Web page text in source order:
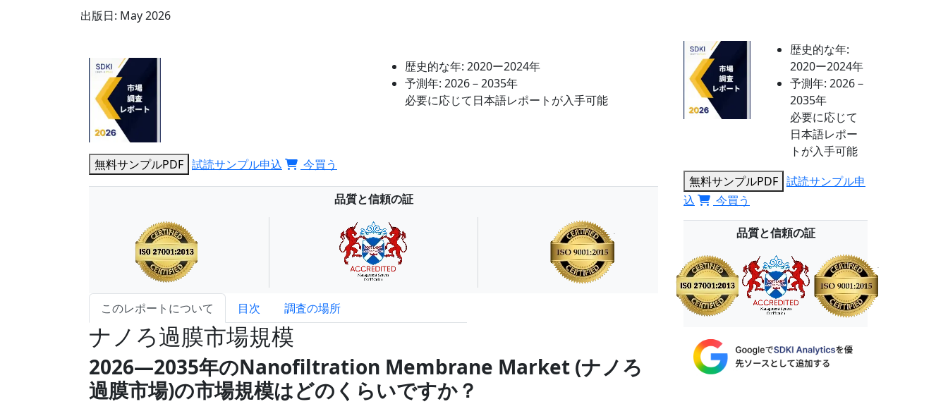
出版日: May 2026
歴史的な年: 2020ー2024年
予測年: 2026－2035年
必要に応じて日本語レポートが入手可能
無料サンプルPDF 試読サンプル申込 今買う
品質と信頼の証
このレポートについて 目次 調査の場所
ナノろ過膜市場規模
2026―2035年のNanofiltration Membrane Market (ナノろ
過膜市場)の市場規模はどのくらいですか？
歴史的な年:
2020ー2024年
予測年: 2026－
2035年
必要に応じて
日本語レポー
トが入手可能
無料サンプルPDF 試読サンプル申
込
今買う
品質と信頼の証